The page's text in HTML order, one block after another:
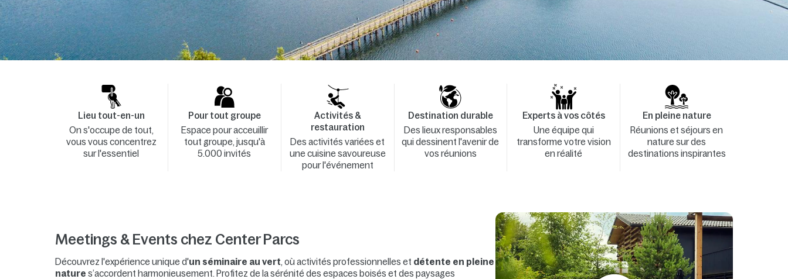
Lieu tout-en-un
On s'occupe de tout,
vous vous concentrez
sur l'essentiel
Pour tout groupe
Espace pour acceuillir
tout groupe, jusqu'à
5.000 invités
Activités &
restauration
Des activités variées et
une cuisine savoureuse
pour l'événement
Destination durable
Des lieux responsables
qui dessinent l'avenir de
vos réunions
Experts à vos côtés
Une équipe qui
transforme votre vision
en réalité
En pleine nature
Réunions et séjours en
nature sur des
destinations inspirantes
Meetings & Events chez Center Parcs
Découvrez l'expérience unique d'un séminaire au vert, où activités professionnelles et détente en pleine
nature s’accordent harmonieusement. Profitez de la sérénité des espaces boisés et des paysages